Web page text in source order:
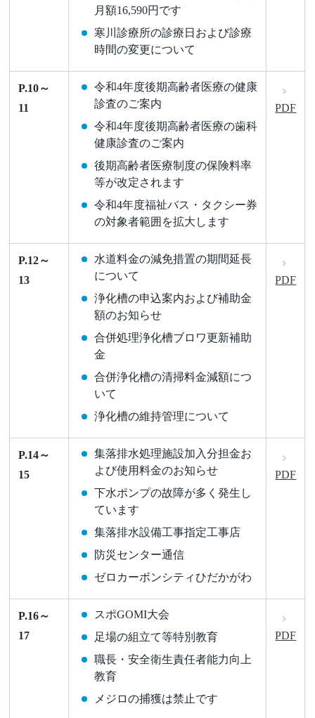
月額16,590円です
寒川診療所の診療日および診療
時間の変更について
P.10～
11
令和4年度後期高齢者医療の健康
診査のご案内
令和4年度後期高齢者医療の歯科
健康診査のご案内
後期高齢者医療制度の保険料率
等が改定されます
令和4年度福祉バス・タクシー券
の対象者範囲を拡大します
PDF
P.12～
13
水道料金の減免措置の期間延長
について
浄化槽の申込案内および補助金
額のお知らせ
合併処理浄化槽ブロワ更新補助
金
合併浄化槽の清掃料金減額につ
いて
浄化槽の維持管理について
PDF
P.14～
15
集落排水処理施設加入分担金お
よび使用料金のお知らせ
下水ポンプの故障が多く発生し
ています
集落排水設備工事指定工事店
防災センター通信
ゼロカーボンシティひだかがわ
PDF
P.16～
17
スポGOMI大会
足場の組立て等特別教育
職長・安全衛生責任者能力向上
教育
メジロの捕獲は禁止です
PDF